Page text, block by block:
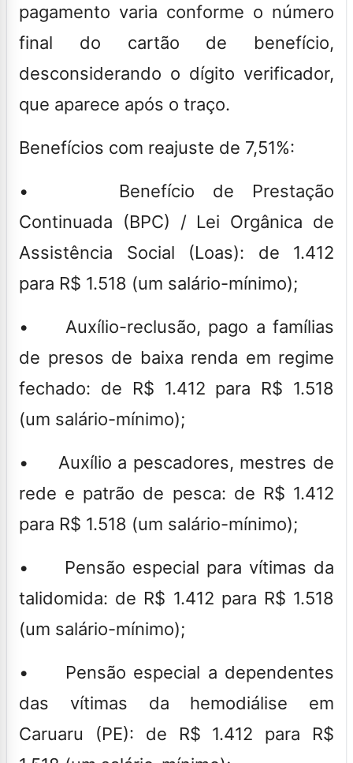
pagamento varia conforme o número
final do cartão de benefício,
desconsiderando o dígito verificador,
que aparece após o traço.
Benefícios com reajuste de 7,51%:
• Benefício de Prestação
Continuada (BPC) / Lei Orgânica de
Assistência Social (Loas): de 1.412
para R$ 1.518 (um salário-mínimo);
• Auxílio-reclusão, pago a famílias
de presos de baixa renda em regime
fechado: de R$ 1.412 para R$ 1.518
(um salário-mínimo);
• Auxílio a pescadores, mestres de
rede e patrão de pesca: de R$ 1.412
para R$ 1.518 (um salário-mínimo);
• Pensão especial para vítimas da
talidomida: de R$ 1.412 para R$ 1.518
(um salário-mínimo);
• Pensão especial a dependentes
das vítimas da hemodiálise em
Caruaru (PE): de R$ 1.412 para R$